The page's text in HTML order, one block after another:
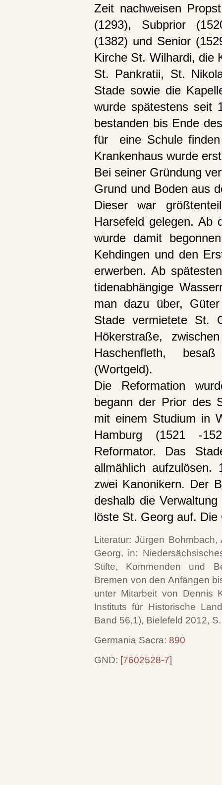
Zeit nachweisen
(1293), Subprior
(1382) und Senior
Kirche St. Wilhardi, die
St. Pankratii, St.
Stade sowie die
wurde spätestens seit
bestanden bis Ende
für eine Schule
Krankenhaus wurde
Bei seiner Gründung
Grund und Boden aus
Dieser war
Harsefeld gelegen. Ab
wurde damit
Kehdingen und den
erwerben. Ab
tidenabhängige
man dazu über,
Stade vermietete St.
Hökerstraße,
Haschenfleth,
(Wortgeld).
Die Reformation
begann der Prior des
mit einem Studium in
Hamburg (1521 -
Reformator. Das
allmählich
zwei Kanonikern. Der
deshalb die
löste St. Georg auf.
Literatur: Jürgen
Georg, in:
Stifte, Kommenden und
Bremen von den Anfängen
unter Mitarbeit von Dennis
Instituts für Historische
Band 56,1), Bielefeld 2012,
Germania Sacra: 890
GND: [7602528-7]